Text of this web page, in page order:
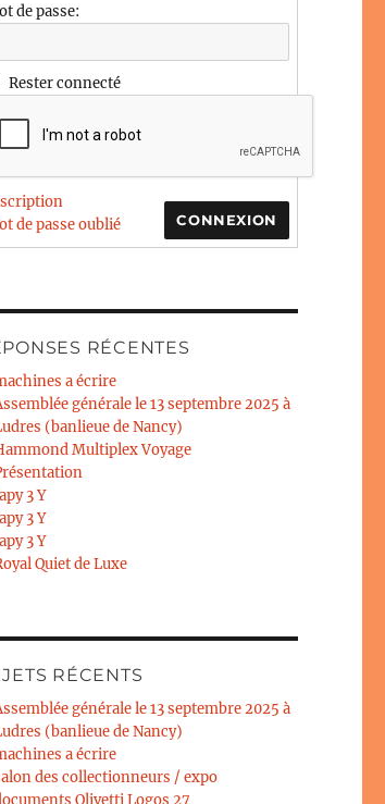
de passe:
Rester connecté
CONNEXION
de passe oublié
RÉCENTES
a écrire
générale le 13 septembre 2025 à
(banlieue de Nancy)
Multiplex Voyage
3 Y
3 Y
3 Y
Quiet de Luxe
RÉCENTS
générale le 13 septembre 2025 à
(banlieue de Nancy)
a écrire
des collectionneurs / expo
Olivetti Logos 27